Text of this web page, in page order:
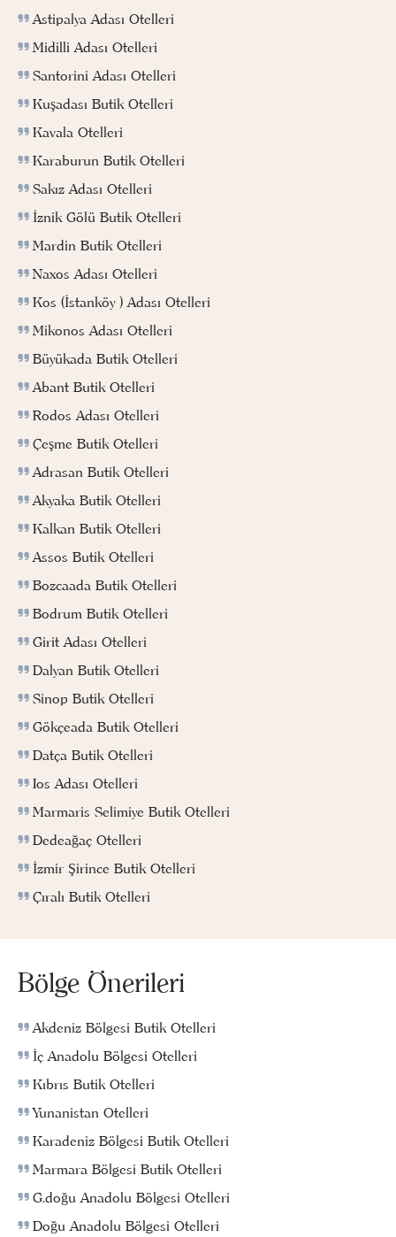
Astipalya Adası Otelleri
Midilli Adası Otelleri
Santorini Adası Otelleri
Kuşadası Butik Otelleri
Kavala Otelleri
Karaburun Butik Otelleri
Sakız Adası Otelleri
İznik Gölü Butik Otelleri
Mardin Butik Otelleri
Naxos Adası Otelleri
Kos (İstanköy ) Adası Otelleri
Mikonos Adası Otelleri
Büyükada Butik Otelleri
Abant Butik Otelleri
Rodos Adası Otelleri
Çeşme Butik Otelleri
Adrasan Butik Otelleri
Akyaka Butik Otelleri
Kalkan Butik Otelleri
Assos Butik Otelleri
Bozcaada Butik Otelleri
Bodrum Butik Otelleri
Girit Adası Otelleri
Dalyan Butik Otelleri
Sinop Butik Otelleri
Gökçeada Butik Otelleri
Datça Butik Otelleri
Ios Adası Otelleri
Marmaris Selimiye Butik Otelleri
Dedeağaç Otelleri
İzmir Şirince Butik Otelleri
Çıralı Butik Otelleri
Bölge Önerileri
Akdeniz Bölgesi Butik Otelleri
İç Anadolu Bölgesi Otelleri
Kıbrıs Butik Otelleri
Yunanistan Otelleri
Karadeniz Bölgesi Butik Otelleri
Marmara Bölgesi Butik Otelleri
G.doğu Anadolu Bölgesi Otelleri
Doğu Anadolu Bölgesi Otelleri